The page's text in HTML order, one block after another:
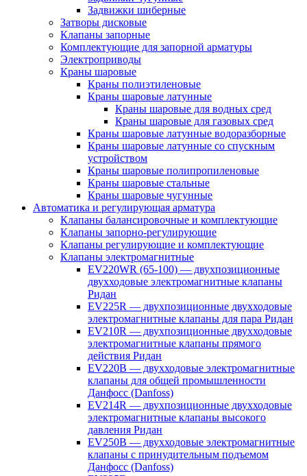
Задвижки шиберные
Затворы дисковые
Клапаны запорные
Комплектующие для запорной арматуры
Электроприводы
Краны шаровые
Краны полиэтиленовые
Краны шаровые латунные
Краны шаровые для водных сред
Краны шаровые для газовых сред
Краны шаровые латунные водоразборные
Краны шаровые латунные со спускным
устройством
Краны шаровые полипропиленовые
Краны шаровые стальные
Краны шаровые чугунные
Автоматика и регулирующая арматура
Клапаны балансировочные и комплектующие
Клапаны запорно-регулирующие
Клапаны регулирующие и комплектующие
Клапаны электромагнитные
EV220WR (65-100) — двухпозиционные
двухходовые электромагнитные клапаны
Ридан
EV225R — двухпозиционные двухходовые
электромагнитные клапаны для пара Ридан
EV210R — двухпозиционные двухходовые
электромагнитные клапаны прямого
действия Ридан
EV220B — двухходовые электромагнитные
клапаны для общей промышленности
Данфосс (Danfoss)
EV214R — двухпозиционные двухходовые
электромагнитные клапаны высокого
давления Ридан
EV250B — двухходовые электромагнитные
клапаны с принудительным подъемом
Данфосс (Danfoss)